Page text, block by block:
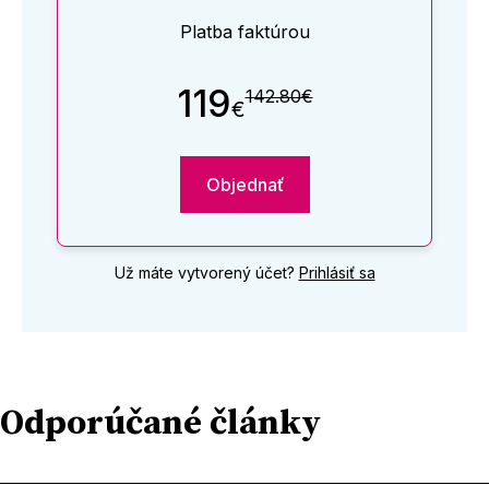
Platba faktúrou
119€142.80€
Objednať
Už máte vytvorený účet? Prihlásiť sa
Odporúčané články